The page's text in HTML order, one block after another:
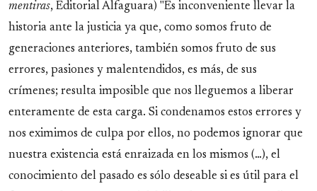
mentiras, Editorial Alfaguara) "Es inconveniente llevar la
historia ante la justicia ya que, como somos fruto de
generaciones anteriores, también somos fruto de sus
errores, pasiones y malentendidos, es más, de sus
crímenes; resulta imposible que nos lleguemos a liberar
enteramente de esta carga. Si condenamos estos errores y
nos eximimos de culpa por ellos, no podemos ignorar que
nuestra existencia está enraizada en los mismos (…), el
conocimiento del pasado es sólo deseable si es útil para el